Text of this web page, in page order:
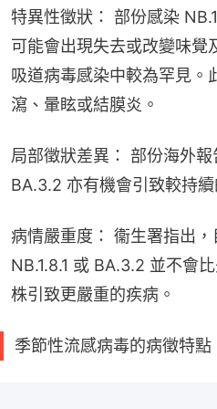
特異性徵狀： 部份感染
可能會出現失去或改變味覺
吸道病毒感染中較為罕見。
瀉、暈眩或結膜炎。
局部徵狀差異： 部份海外
BA.3.2 亦有機會引致較持
病情嚴重度： 衞生署指出
NB.1.8.1 或 BA.3.2 並不會
株引致更嚴重的疾病。
季節性流感病毒的病徵特點